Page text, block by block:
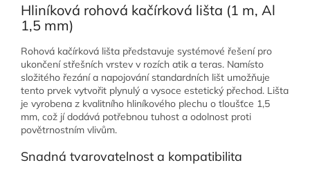
Hliníková rohová kačírková lišta (1 m, Al
1,5 mm)
Rohová kačírková lišta představuje systémové řešení pro
ukončení střešních vrstev v rozích atik a teras. Namísto
složitého řezání a napojování standardních lišt umožňuje
tento prvek vytvořit plynulý a vysoce estetický přechod. Lišta
je vyrobena z kvalitního hliníkového plechu o tloušťce 1,5
mm, což jí dodává potřebnou tuhost a odolnost proti
povětrnostním vlivům.
Snadná tvarovatelnost a kompatibilita